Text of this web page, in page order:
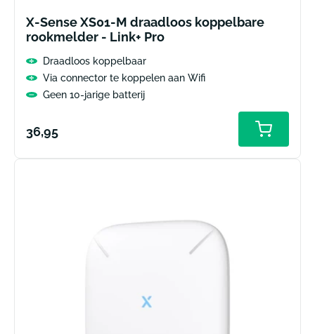
X-Sense XS01-M draadloos koppelbare
rookmelder - Link+ Pro
Draadloos koppelbaar
Via connector te koppelen aan Wifi
Geen 10-jarige batterij
Normale
36,95